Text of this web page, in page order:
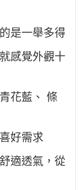
是一舉多得
感覺外觀十
花藍、 條
好需求
適透氣，從